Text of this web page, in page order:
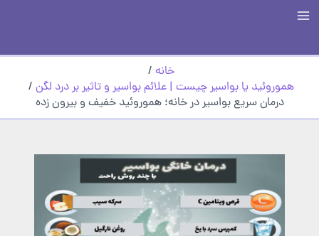
پرش
محتوا
Menu
خانه
هموروئید یا بواسیر چیست | علائم بواسیر و تاثیر بر درد لگن
درمان سریع بواسیر در خانه؛ هموروئید خفیف و بیرون زده